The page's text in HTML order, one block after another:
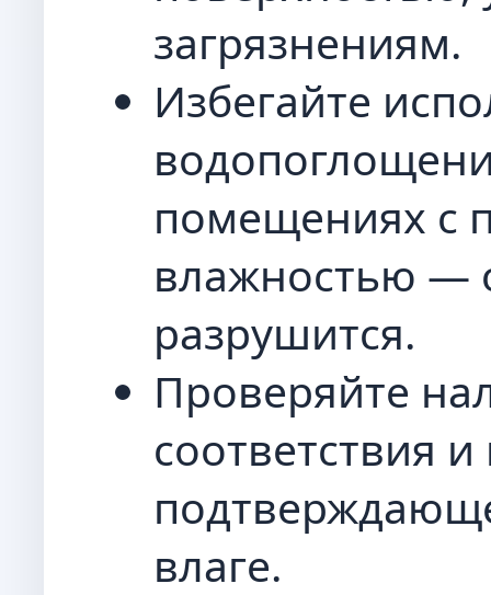
загрязнениям.
Избегайте
помещениях с
влажностью —
разрушится.
Проверяйте
соответствия
влаге.